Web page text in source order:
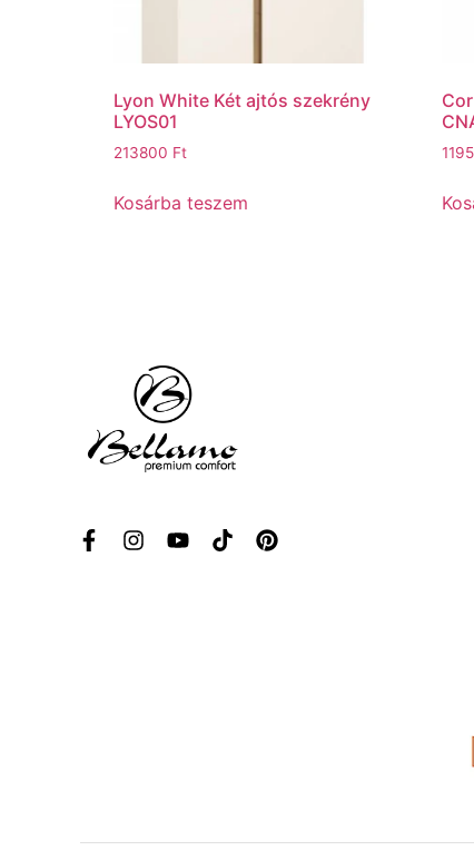
Lyon White Két ajtós szekrény
LYOS01
213800 Ft
Kosárba teszem